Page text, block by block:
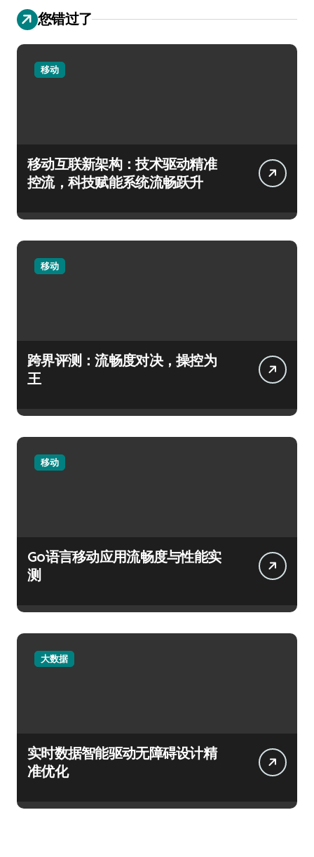
您错过了
移动
移动互联新架构：技术驱动精准
控流，科技赋能系统流畅跃升
移动
跨界评测：流畅度对决，操控为
王
移动
Go语言移动应用流畅度与性能实
测
大数据
实时数据智能驱动无障碍设计精
准优化